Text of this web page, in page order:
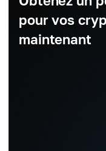
pour vos
maintenant